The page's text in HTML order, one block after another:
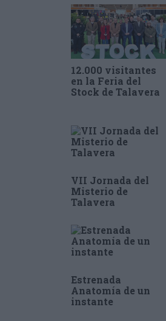
12.000 visitantes
en la Feria del
Stock de Talavera
VII Jornada del
Misterio de
Talavera
Estrenada
Anatomía de un
instante